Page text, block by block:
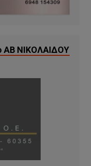
ΑΒ ΝΙΚΟΛΑΙΔΟΥ